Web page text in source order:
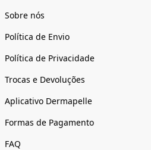
Sobre nós
Política de Envio
Política de Privacidade
Trocas e Devoluções
Aplicativo Dermapelle
Formas de Pagamento
FAQ